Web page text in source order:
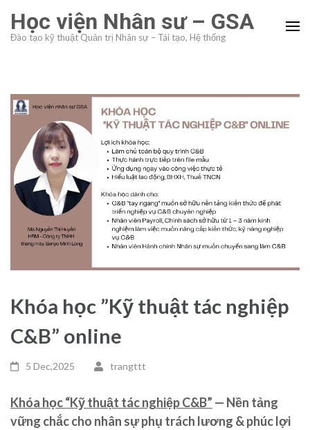
content
Học viện Nhân sư – GSA
Đào tạo kỹ thuật Quản trị Nhân sự – Tái tạo, Hệ thống
Khóa học ”Kỹ thuật tác nghiệp
C&B” online
5 Dec,2025 trangttt
Khóa học “Kỹ thuật tác nghiệp C&B” — Nền tảng
vững chắc cho nhân sự phụ trách lương & phúc lợi